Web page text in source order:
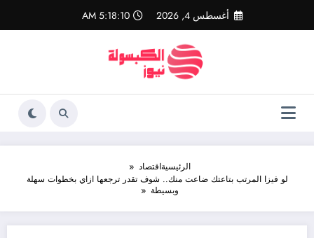
المحتوى
أغسطس 4, 2026 5:18:11 AM
الرئيسيةاقتصاد
لو فيزا المرتب بتاعتك ضاعت منك.. شوف تقدر ترجعها ازاي بخطوات سهلة
وبسيطة